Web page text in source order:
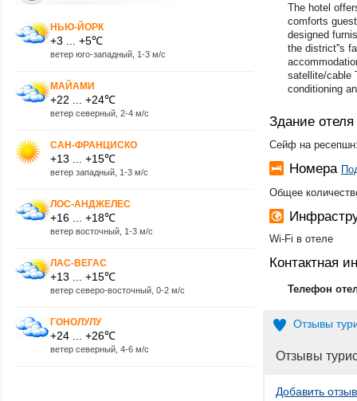
НЬЮ-ЙОРК
+3 ... +5℃
ветер юго-западный, 1-3 м/с
МАЙАМИ
+22 ... +24℃
ветер северный, 2-4 м/с
САН-ФРАНЦИСКО
+13 ... +15℃
ветер западный, 1-3 м/с
ЛОС-АНДЖЕЛЕС
+16 ... +18℃
ветер восточный, 1-3 м/с
ЛАС-ВЕГАС
+13 ... +15℃
ветер северо-восточный, 0-2 м/с
ГОНОЛУЛУ
+24 ... +26℃
ветер северный, 4-6 м/с
The hotel
comforts
designed
the district''s
satellite/cable
conditioning
Здание отеля
Сейф на
Номера
Общее
Wi-Fi в отеле
Контактная
Телефон
Отзывы
Отзывы
Добавить отзыв